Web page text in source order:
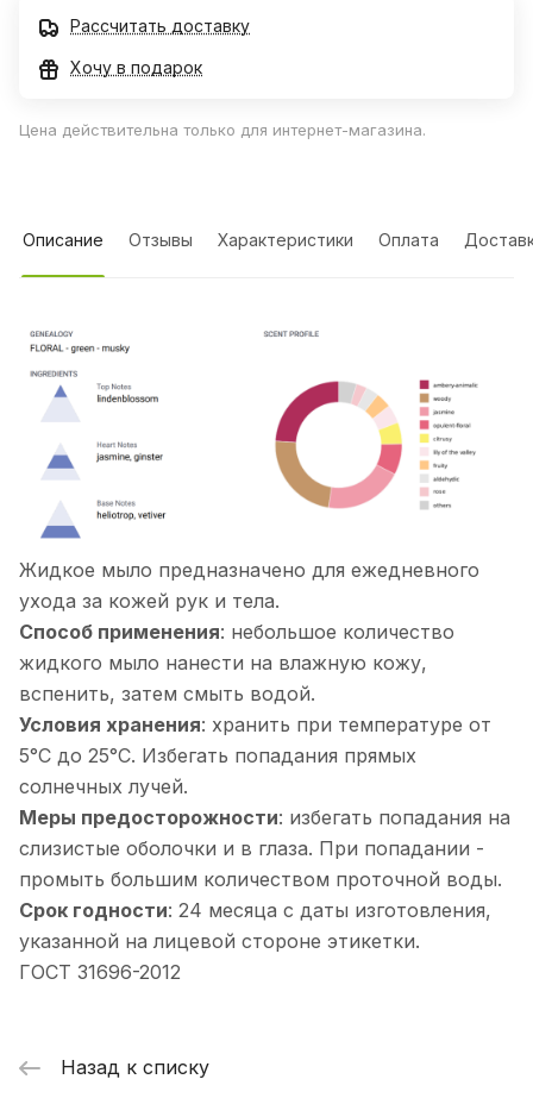
Рассчитать доставку
Хочу в подарок
Цена действительна только для интернет-магазина.
Описание Отзывы Характеристики Оплата
Жидкое мыло предназначено для ежедневного
ухода за кожей рук и тела.
Способ применения: небольшое количество
жидкого мыло нанести на влажную кожу,
вспенить, затем смыть водой.
Условия хранения: хранить при температуре от
5°С до 25°С. Избегать попадания прямых
солнечных лучей.
Меры предосторожности: избегать попадания на
слизистые оболочки и в глаза. При попадании -
промыть большим количеством проточной воды.
Срок годности: 24 месяца с даты изготовления,
указанной на лицевой стороне этикетки.
ГОСТ 31696-2012
Назад к списку